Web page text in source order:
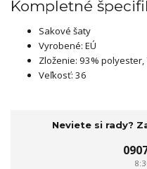
Kompletné
Sakové šaty
Vyrobené: EÚ
Zloženie: 93%
Veľkosť: 36
Neviete si rady?